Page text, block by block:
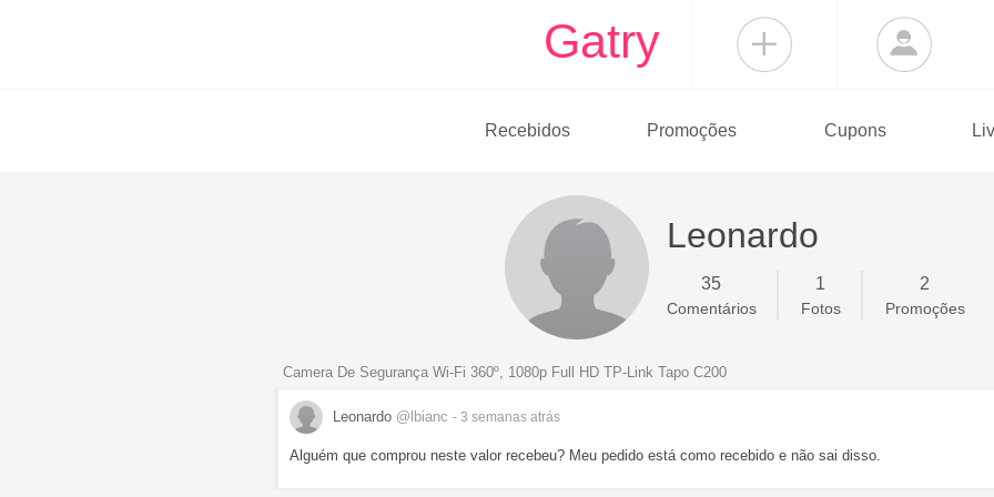
Gatry
Recebidos Promoções Cupons
Leonardo
35
Comentários
1
Fotos
2
Promoções
Camera De Segurança Wi-Fi 360º, 1080p Full HD TP-Link Tapo C200
Leonardo @lbianc - 3 semanas atrás
Alguém que comprou neste valor recebeu? Meu pedido está como recebido e não sai disso.